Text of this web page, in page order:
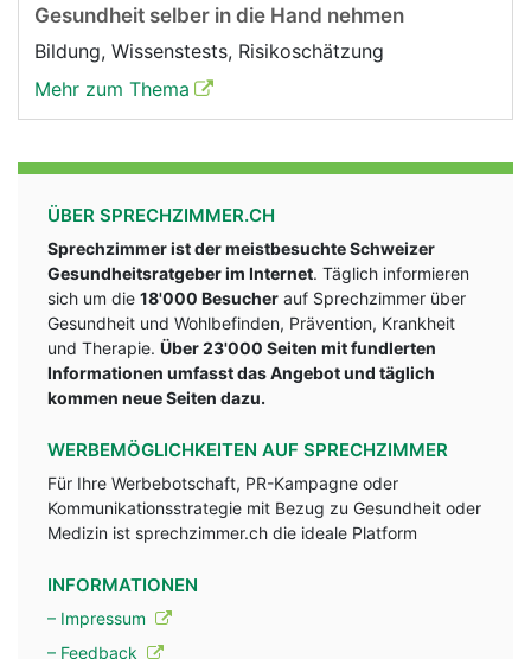
Gesundheit selber in die Hand nehmen
Bildung, Wissenstests, Risikoschätzung
Mehr zum Thema
ÜBER SPRECHZIMMER.CH
Sprechzimmer ist der meistbesuchte Schweizer
Gesundheitsratgeber im Internet. Täglich informieren
sich um die 18'000 Besucher auf Sprechzimmer über
Gesundheit und Wohlbefinden, Prävention, Krankheit
und Therapie. Über 23'000 Seiten mit fundlerten
Informationen umfasst das Angebot und täglich
kommen neue Seiten dazu.
WERBEMÖGLICHKEITEN AUF SPRECHZIMMER
Für Ihre Werbebotschaft, PR-Kampagne oder
Kommunikationsstrategie mit Bezug zu Gesundheit oder
Medizin ist sprechzimmer.ch die ideale Platform
INFORMATIONEN
– Impressum
– Feedback